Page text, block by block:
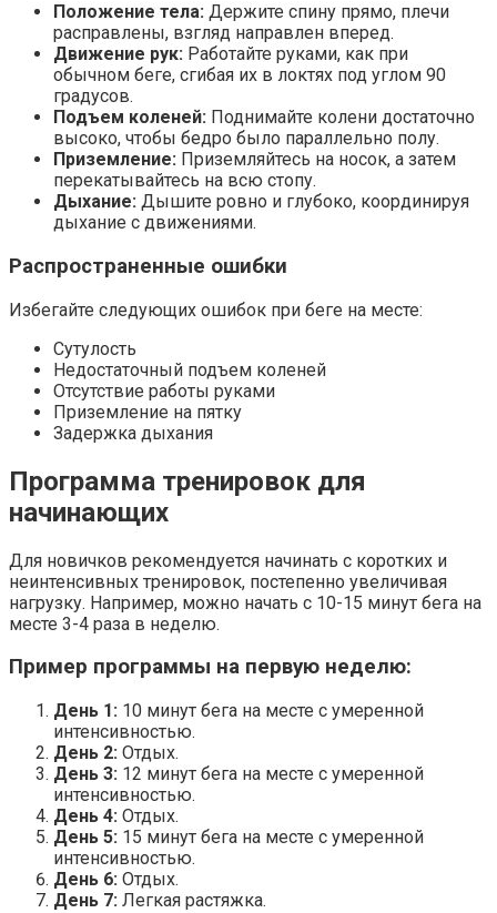
Положение тела: Держите спину прямо, плечи
расправлены, взгляд направлен вперед.
Движение рук: Работайте руками, как при
обычном беге, сгибая их в локтях под углом 90
градусов.
Подъем коленей: Поднимайте колени достаточно
высоко, чтобы бедро было параллельно полу.
Приземление: Приземляйтесь на носок, а затем
перекатывайтесь на всю стопу.
Дыхание: Дышите ровно и глубоко, координируя
дыхание с движениями.
Распространенные ошибки
Избегайте следующих ошибок при беге на месте:
Сутулость
Недостаточный подъем коленей
Отсутствие работы руками
Приземление на пятку
Задержка дыхания
Программа тренировок для
начинающих
Для новичков рекомендуется начинать с коротких и
неинтенсивных тренировок, постепенно увеличивая
нагрузку. Например, можно начать с 10-15 минут бега на
месте 3-4 раза в неделю.
Пример программы на первую неделю:
День 1: 10 минут бега на месте с умеренной
интенсивностью.
День 2: Отдых.
День 3: 12 минут бега на месте с умеренной
интенсивностью.
День 4: Отдых.
День 5: 15 минут бега на месте с умеренной
интенсивностью.
День 6: Отдых.
День 7: Легкая растяжка.